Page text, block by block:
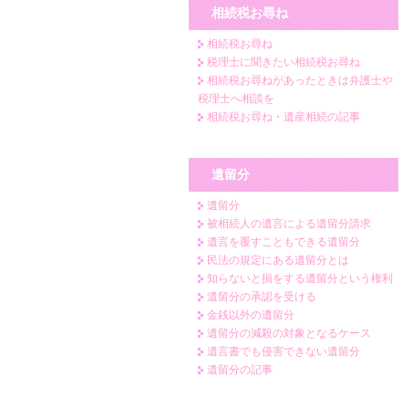
相続税お尋ね
相続税お尋ね
税理士に聞きたい相続税お尋ね
相続税お尋ねがあったときは弁護士や
税理士へ相談を
相続税お尋ね・遺産相続の記事
遺留分
遺留分
被相続人の遺言による遺留分請求
遺言を覆すこともできる遺留分
民法の規定にある遺留分とは
知らないと損をする遺留分という権利
遺留分の承認を受ける
金銭以外の遺留分
遺留分の減殺の対象となるケース
遺言書でも侵害できない遺留分
遺留分の記事